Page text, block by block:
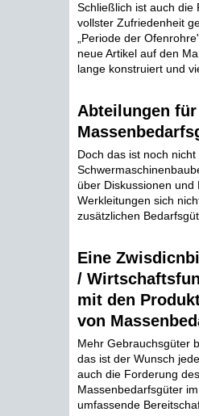
Schließlich ist auch die
vollster Zufriedenheit
„Periode der
neue Artikel auf den
lange konstruiert und
Abteilungen
Doch das ist noch
über Diskussionen
Werkleitungen sich
zusätzlichen
Eine
/
mit den
von
Mehr Gebrauchsgüter
das ist der Wunsch
auch die Forderung
Massenbedarfsgüter
umfassende